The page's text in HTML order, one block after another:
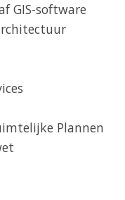
GIS-software
Plannen